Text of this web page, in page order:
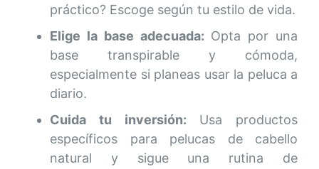
práctico? Escoge según tu estilo de vida.
Elige la base adecuada: Opta por una
base transpirable y cómoda,
especialmente si planeas usar la peluca a
diario.
Cuida tu inversión: Usa productos
específicos para pelucas de cabello
natural y sigue una rutina de